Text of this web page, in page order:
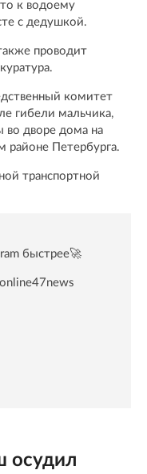
к водоему
с дедушкой.
проводит
комитет
гибели мальчика,
дворе дома на
районе Петербурга.
транспортной
быстрее🚀
осудил